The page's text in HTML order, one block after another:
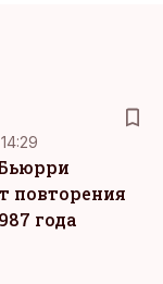
повторения
года